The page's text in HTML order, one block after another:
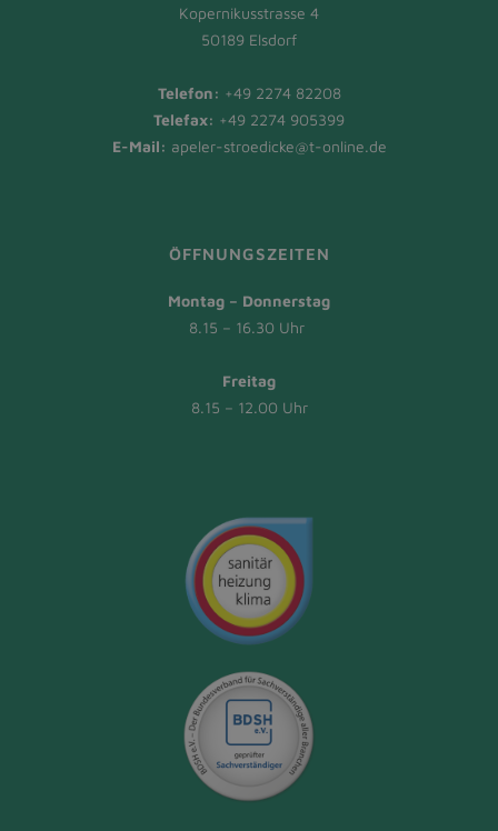
Kopernikusstrasse 4
50189 Elsdorf
Telefon: +49 2274 82208
Telefax: +49 2274 905399
E-Mail: apeler-stroedicke@t-online.de
ÖFFNUNGSZEITEN
Montag – Donnerstag
8.15 – 16.30 Uhr
Freitag
8.15 – 12.00 Uhr